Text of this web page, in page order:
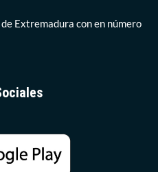
Extremadura con en número